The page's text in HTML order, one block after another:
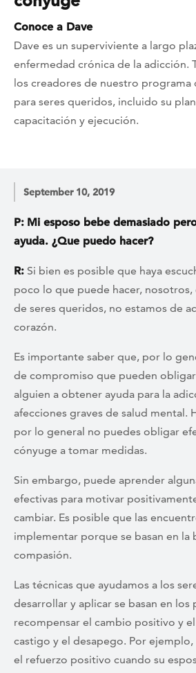
Conoce a Dave
Dave es un superviviente a largo
enfermedad crónica de la adicción.
los creadores de nuestro
para seres queridos, incluido su
capacitación y ejecución.
September 10, 2019
P: Mi esposo bebe demasiado
ayuda. ¿Que puedo hacer?
R: Si bien es posible que haya
poco lo que puede hacer, nosotros,
de seres queridos, no estamos de
corazón.
Es importante saber que, por lo
de compromiso que pueden
alguien a obtener ayuda para la
afecciones graves de salud mental.
por lo general no puedes obligar
cónyuge a tomar medidas.
Sin embargo, puede aprender
efectivas para motivar
cambiar. Es posible que las
implementar porque se basan en la
compasión.
Las técnicas que ayudamos a los
desarrollar y aplicar se basan en los
recompensar el cambio positivo y
castigo y el desapego. Por
el refuerzo positivo cuando su